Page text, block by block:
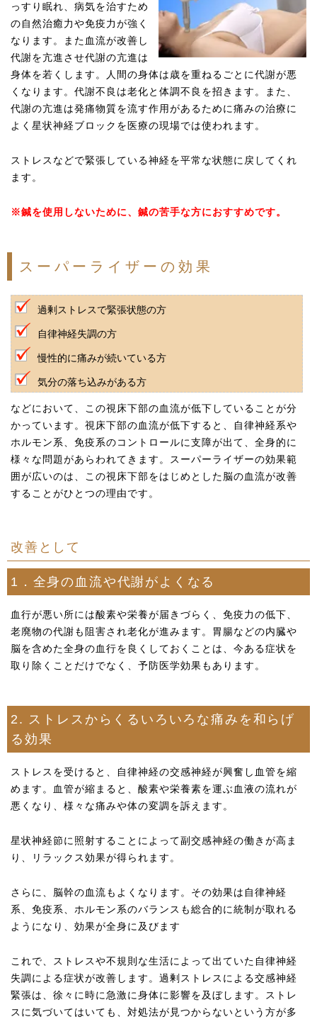
っすり眠れ、病気を治すため
の自然治癒力や免疫力が強く
なります。また血流が改善し
代謝を亢進させ代謝の亢進は
身体を若くします。人間の身体は歳を重ねるごとに代謝が悪
くなります。代謝不良は老化と体調不良を招きます。また、
代謝の亢進は発痛物質を流す作用があるために痛みの治療に
よく星状神経ブロックを医療の現場では使われます。
ストレスなどで緊張している神経を平常な状態に戻してくれ
ます。
※鍼を使用しないために、鍼の苦手な方におすすめです。
スーパーライザーの効果
過剰ストレスで緊張状態の方
自律神経失調の方
慢性的に痛みが続いている方
気分の落ち込みがある方
などにおいて、この視床下部の血流が低下していることが分
かっています。視床下部の血流が低下すると、自律神経系や
ホルモン系、免疫系のコントロールに支障が出て、全身的に
様々な問題があらわれてきます。スーパーライザーの効果範
囲が広いのは、この視床下部をはじめとした脳の血流が改善
することがひとつの理由です。
改善として
1．全身の血流や代謝がよくなる
血行が悪い所には酸素や栄養が届きづらく、免疫力の低下、
老廃物の代謝も阻害され老化が進みます。胃腸などの内臓や
脳を含めた全身の血行を良くしておくことは、今ある症状を
取り除くことだけでなく、予防医学効果もあります。
2. ストレスからくるいろいろな痛みを和らげ
る効果
ストレスを受けると、自律神経の交感神経が興奮し血管を縮
めます。血管が縮まると、酸素や栄養素を運ぶ血液の流れが
悪くなり、様々な痛みや体の変調を訴えます。
星状神経節に照射することによって副交感神経の働きが高ま
り、リラックス効果が得られます。
さらに、脳幹の血流もよくなります。その効果は自律神経
系、免疫系、ホルモン系のバランスも総合的に統制が取れる
ようになり、効果が全身に及びます
これで、ストレスや不規則な生活によって出ていた自律神経
失調による症状が改善します。過剰ストレスによる交感神経
緊張は、徐々に時に急激に身体に影響を及ぼします。ストレ
スに気づいてはいても、対処法が見つからないという方が多